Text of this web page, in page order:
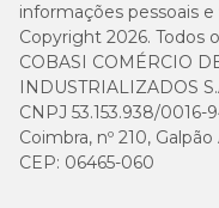
informações pessoais e
Copyright 2026. Todos
COBASI COMÉRCIO
INDUSTRIALIZADOS
CNPJ 53.153.938/
Coimbra, nº 210,
CEP: 06465-060